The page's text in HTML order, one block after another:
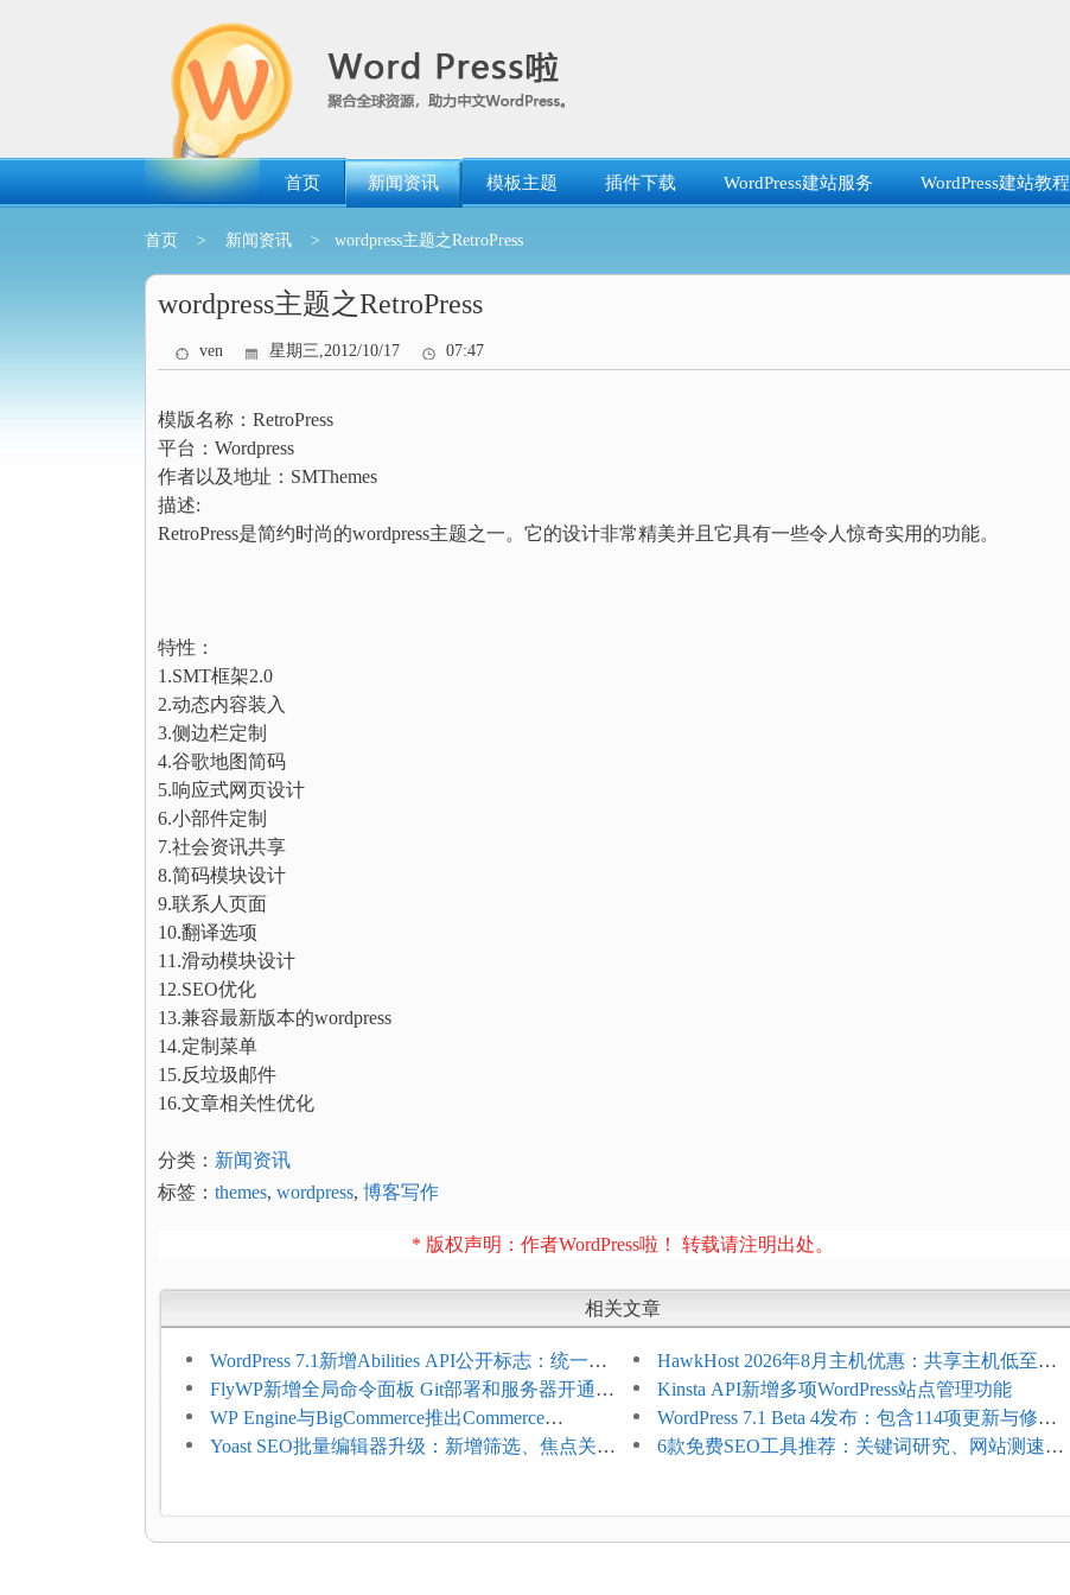
首页 新闻资讯 模板主题 插件下载 WordPress建站服务 WordPress建站教程
首页 > 新闻资讯 > wordpress主题之RetroPress
wordpress主题之RetroPress
ven 星期三,2012/10/17 07:47
模版名称：RetroPress
平台：Wordpress
作者以及地址：SMThemes
描述:
RetroPress是简约时尚的wordpress主题之一。它的设计非常精美并且它具有一些令人惊奇实用的功能。
特性：
1.SMT框架2.0
2.动态内容装入
3.侧边栏定制
4.谷歌地图简码
5.响应式网页设计
6.小部件定制
7.社会资讯共享
8.简码模块设计
9.联系人页面
10.翻译选项
11.滑动模块设计
12.SEO优化
13.兼容最新版本的wordpress
14.定制菜单
15.反垃圾邮件
16.文章相关性优化
分类： 新闻资讯
标签： themes, wordpress, 博客写作
* 版权声明：作者WordPress啦！ 转载请注明出处。
相关文章
WordPress 7.1新增Abilities API公开标志：统一支
持REST API、MCP与AI代理
HawkHost 2026年8月主机优惠：共享主机低至
$2.61/月，高性能主机同步折扣
FlyWP新增全局命令面板 Git部署和服务器开通更
方便
Kinsta API新增多项WordPress站点管理功能
WP Engine与BigCommerce推出Commerce
Connect：WordPress商店可保留前台体验并扩展电
WordPress 7.1 Beta 4发布：包含114项更新与修
复，仅建议在测试环境体验
Yoast SEO批量编辑器升级：新增筛选、焦点关键
6款免费SEO工具推荐：关键词研究、网站测速与